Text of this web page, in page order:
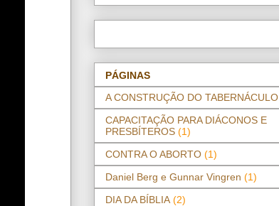
PÁGINAS
A CONSTRUÇÃO DO TABERNÁCULO
CAPACITAÇÃO PARA DIÁCONOS E
PRESBÍTEROS (1)
CONTRA O ABORTO (1)
Daniel Berg e Gunnar Vingren (1)
DIA DA BÍBLIA (2)